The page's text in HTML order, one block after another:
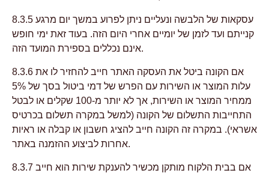
8.3.5 עסקאות של הלבשה ונעליים ניתן לפרוע במשך יום מרגע
קנייתם ועד לזמן של יומיים אחרי היום הזה. בעוד זאת ימי חופש
אינם נכללים בספירת המועד הזה.
8.3.6 אם הקונה ביטל את העסקה האתר חייב להחזיר לו את
עלות המוצר או השירות עם הפרש של דמי ביטול בסך של 5%
ממחיר המוצר או השירות, אך לא יותר מ-100 שקלים או לבטל
התחייבות התשלום של הקונה (למשל במקרה תשלום בכרטיס
אשראי). במקרה זה הקונה חייב להציג חשבון או קבלה או ראיות
אחרות לביצוע ההזמנה באתר.
8.3.7 אם בבית הלקוח מותקן מכשיר להענקת שירות הוא חייב